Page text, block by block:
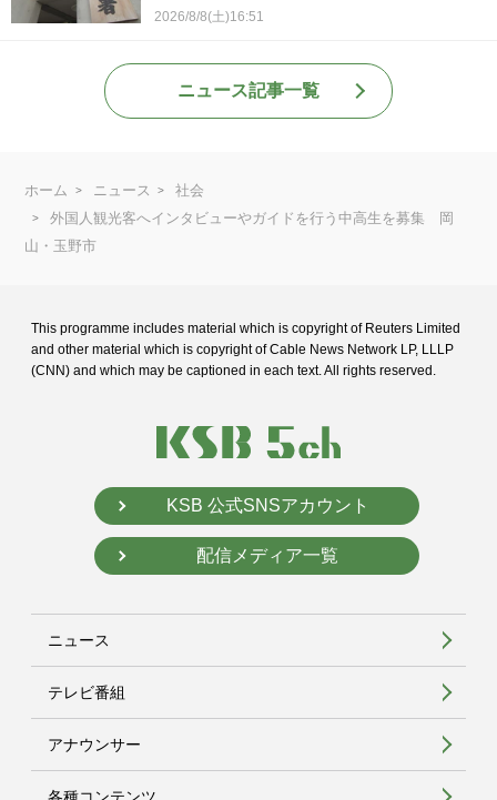
2026/8/8(土)16:51
ニュース記事一覧
ホーム ニュース
社会
外国人観光客へインタビューやガイドを行う中高生を募集 岡
山・玉野市
This programme includes material which is copyright of Reuters Limited
and other material which is copyright of Cable News Network LP, LLLP
(CNN) and which may be captioned in each text. All rights reserved.
KSB 公式SNSアカウント
配信メディア一覧
ニュース
テレビ番組
アナウンサー